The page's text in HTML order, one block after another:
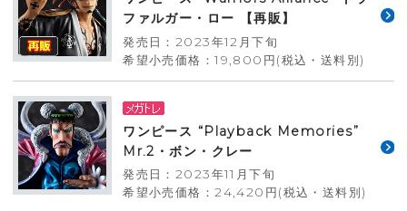
ファルガー・ロー 【再販】
発売日：2023年12月下旬
希望小売価格：19,800円(税込・送料別)
ワンピース “Playback Memories”
Mr.2・ボン・クレー
発売日：2023年11月下旬
希望小売価格：24,420円(税込・送料別)